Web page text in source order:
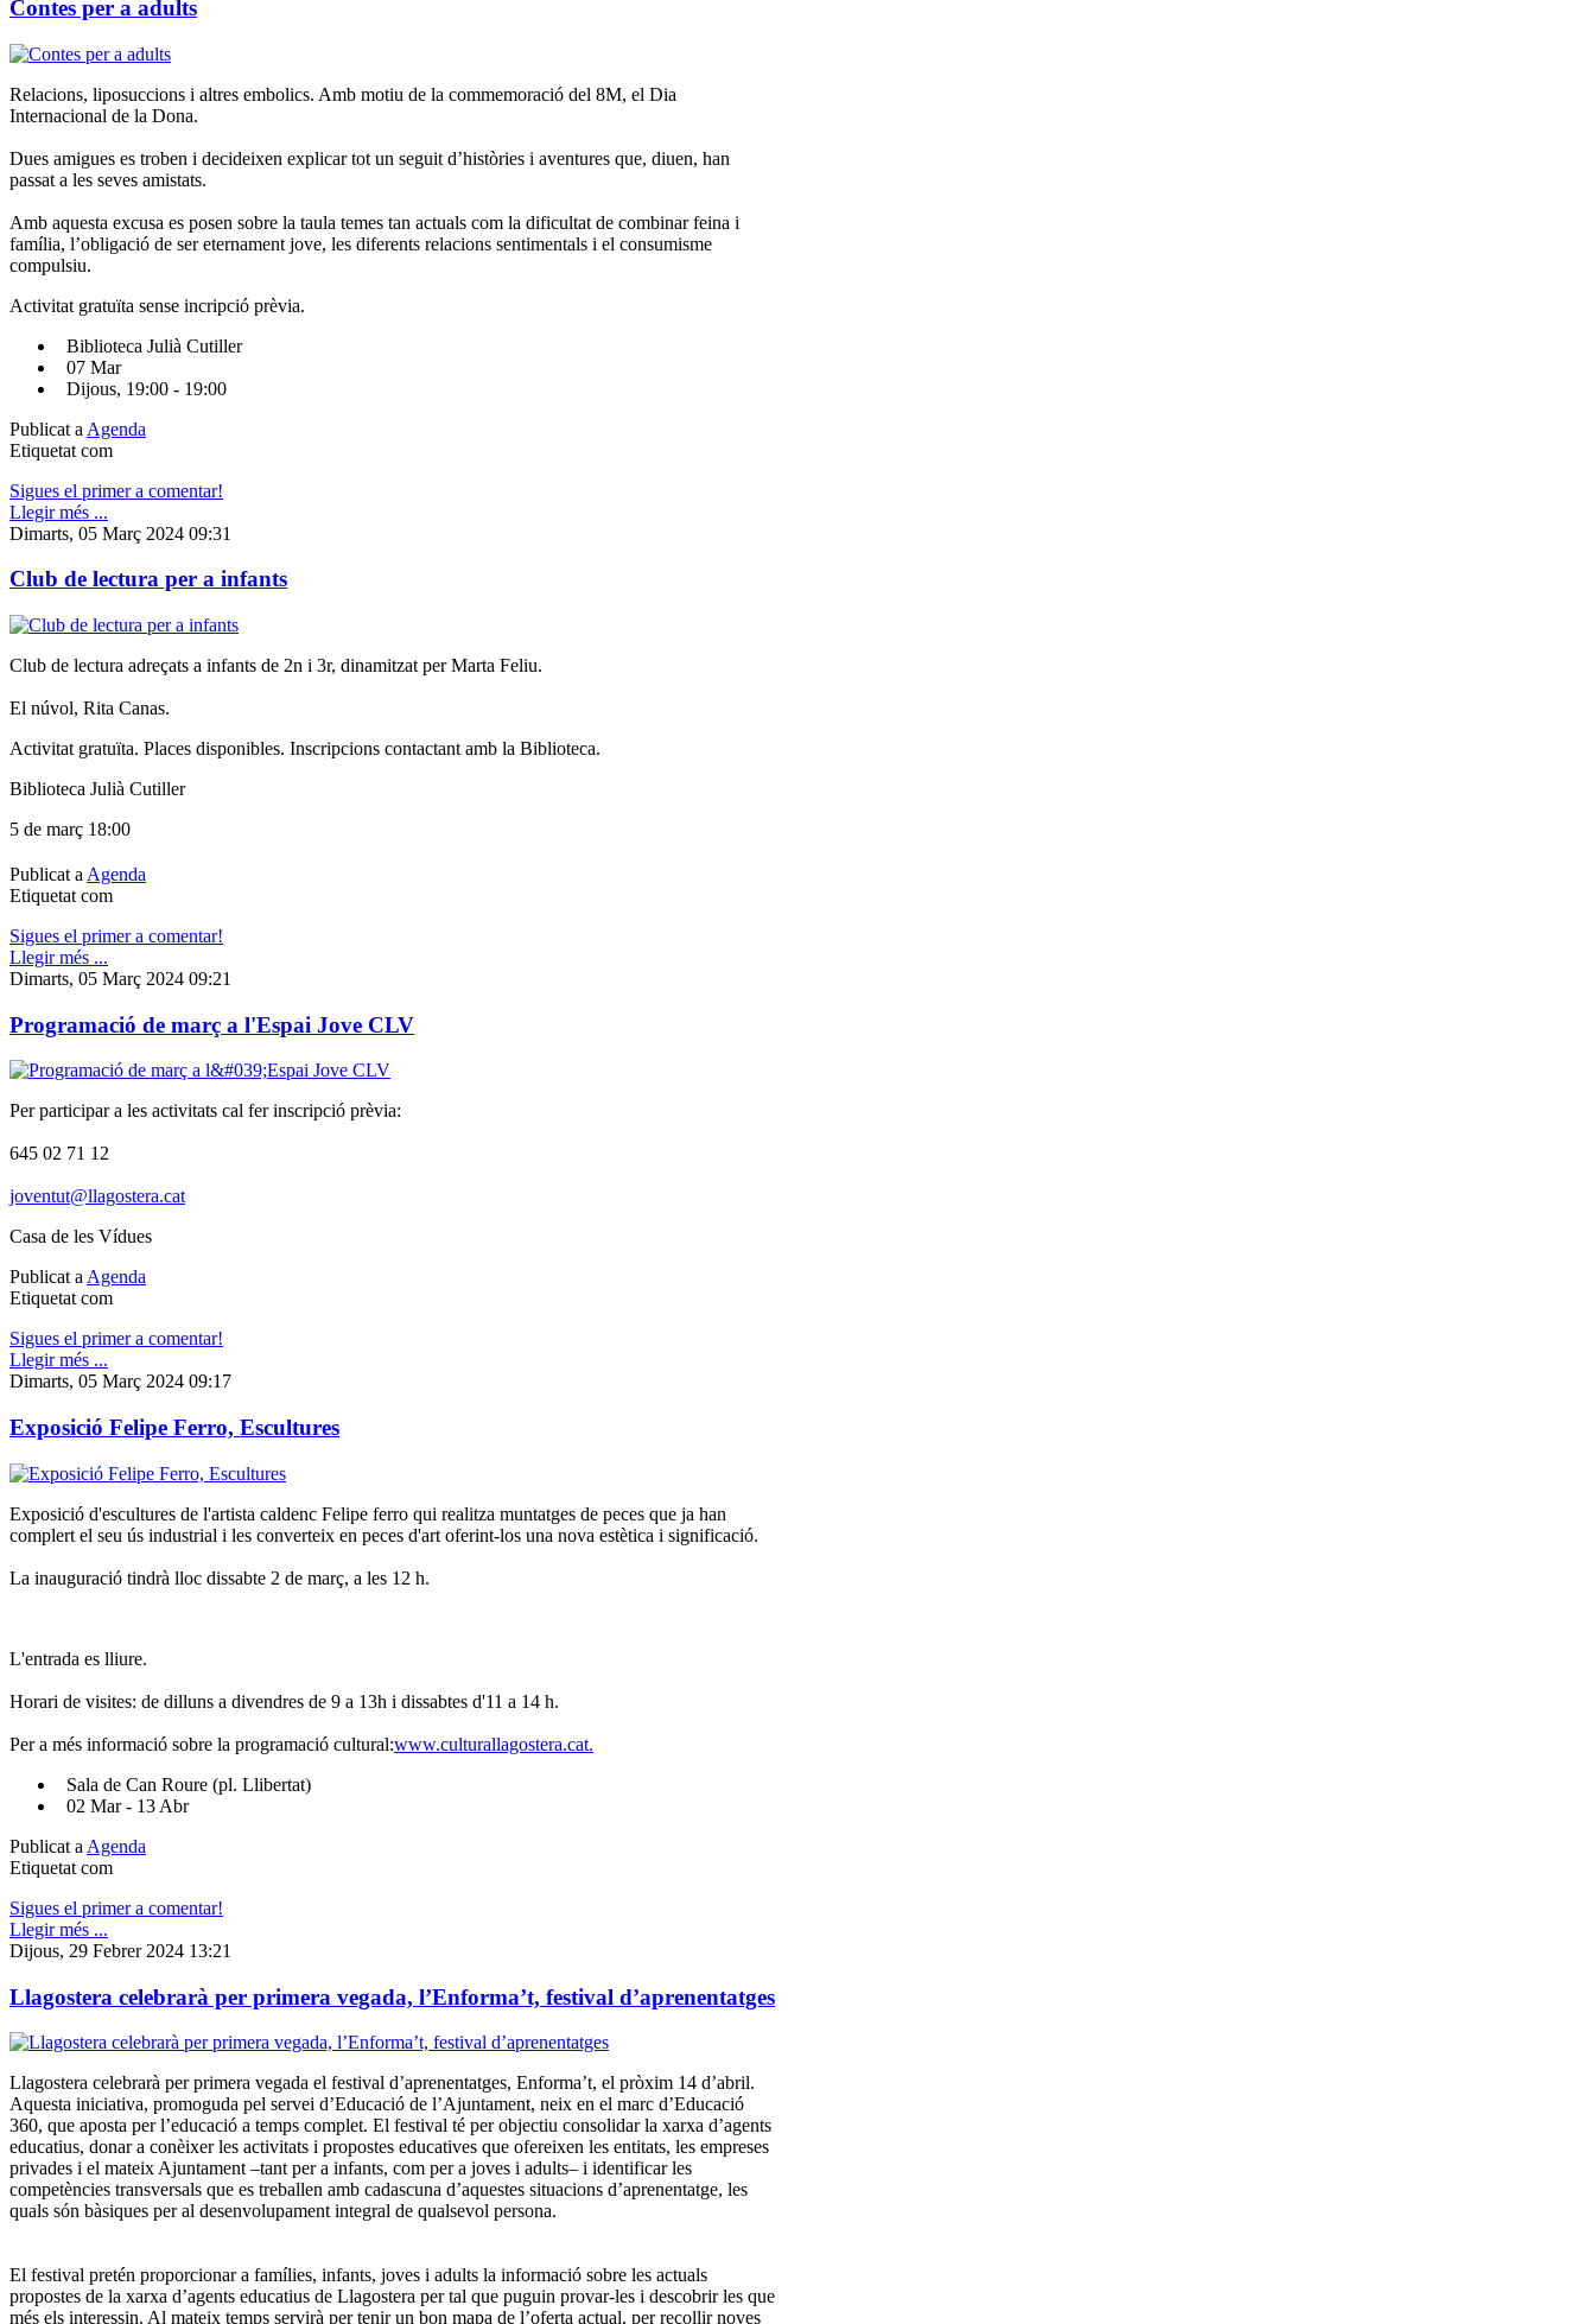
Contes per a adults
Relacions, liposuccions i altres embolics. Amb motiu de la commemoració del 8M, el Dia
Internacional de la Dona.
Dues amigues es troben i decideixen explicar tot un seguit d’històries i aventures que, diuen, han
passat a les seves amistats.
Amb aquesta excusa es posen sobre la taula temes tan actuals com la dificultat de combinar feina i
família, l’obligació de ser eternament jove, les diferents relacions sentimentals i el consumisme
compulsiu.
Activitat gratuïta sense incripció prèvia.
Biblioteca Julià Cutiller
07 Mar
Dijous, 19:00 - 19:00
Publicat a Agenda
Etiquetat com
Sigues el primer a comentar!
Llegir més ...
Dimarts, 05 Març 2024 09:31
Club de lectura per a infants
Club de lectura adreçats a infants de 2n i 3r, dinamitzat per Marta Feliu.
El núvol, Rita Canas.
Activitat gratuïta. Places disponibles. Inscripcions contactant amb la Biblioteca.
Biblioteca Julià Cutiller
5 de març 18:00
Publicat a Agenda
Etiquetat com
Sigues el primer a comentar!
Llegir més ...
Dimarts, 05 Març 2024 09:21
Programació de març a l'Espai Jove CLV
Per participar a les activitats cal fer inscripció prèvia:
645 02 71 12
joventut@llagostera.cat
Casa de les Vídues
Publicat aAgenda
Etiquetat com
Sigues el primer a comentar!
Llegir més ...
Dimarts, 05 Març 2024 09:17
Exposició Felipe Ferro, Escultures
Exposició d'escultures de l'artista caldenc Felipe ferro qui realitza muntatges de peces que ja han
complert el seu ús industrial i les converteix en peces d'art oferint-los una nova estètica i significació.
La inauguració tindrà lloc dissabte 2 de març, a les 12 h.
L'entrada es lliure.
Horari de visites: de dilluns a divendres de 9 a 13h i dissabtes d'11 a 14 h.
Per a més informació sobre la programació cultural:www.culturallagostera.cat.
Sala de Can Roure (pl. Llibertat)
02 Mar - 13 Abr
Publicat a Agenda
Etiquetat com
Sigues el primer a comentar!
Llegir més ...
Dijous, 29 Febrer 2024 13:21
Llagostera celebrarà per primera vegada, l’Enforma’t, festival d’aprenentatges
Llagostera celebrarà per primera vegada el festival d’aprenentatges, Enforma’t, el pròxim 14 d’abril.
Aquesta iniciativa, promoguda pel servei d’Educació de l’Ajuntament, neix en el marc d’Educació
360, que aposta per l’educació a temps complet. El festival té per objectiu consolidar la xarxa d’agents
educatius, donar a conèixer les activitats i propostes educatives que ofereixen les entitats, les empreses
privades i el mateix Ajuntament –tant per a infants, com per a joves i adults– i identificar les
competències transversals que es treballen amb cadascuna d’aquestes situacions d’aprenentatge, les
quals són bàsiques per al desenvolupament integral de qualsevol persona.
El festival pretén proporcionar a famílies, infants, joves i adults la informació sobre les actuals
propostes de la xarxa d’agents educatius de Llagostera per tal que puguin provar-les i descobrir les que
més els interessin. Al mateix temps servirà per tenir un bon mapa de l’oferta actual, per recollir noves